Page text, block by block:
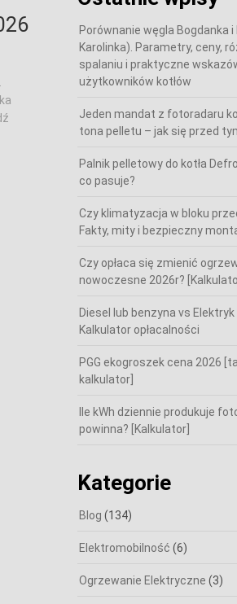
Porównanie węgla Bogdanka i
Karolinka). Parametry, ceny,
spalaniu i praktyczne
użytkowników kotłów
Jeden mandat z fotoradaru
tona pelletu – jak się przed
Palnik pelletowy do kotła
co pasuje?
Czy klimatyzacja w bloku
Fakty, mity i bezpieczny
Czy opłaca się zmienić
nowoczesne 2026r?
Diesel lub benzyna vs Elektryk
Kalkulator opłacalności
PGG ekogroszek cena 2026
kalkulator]
Ile kWh dziennie produkuje
powinna? [Kalkulator]
Kategorie
Blog (134)
Elektromobilność (6)
Ogrzewanie Elektryczne (3)